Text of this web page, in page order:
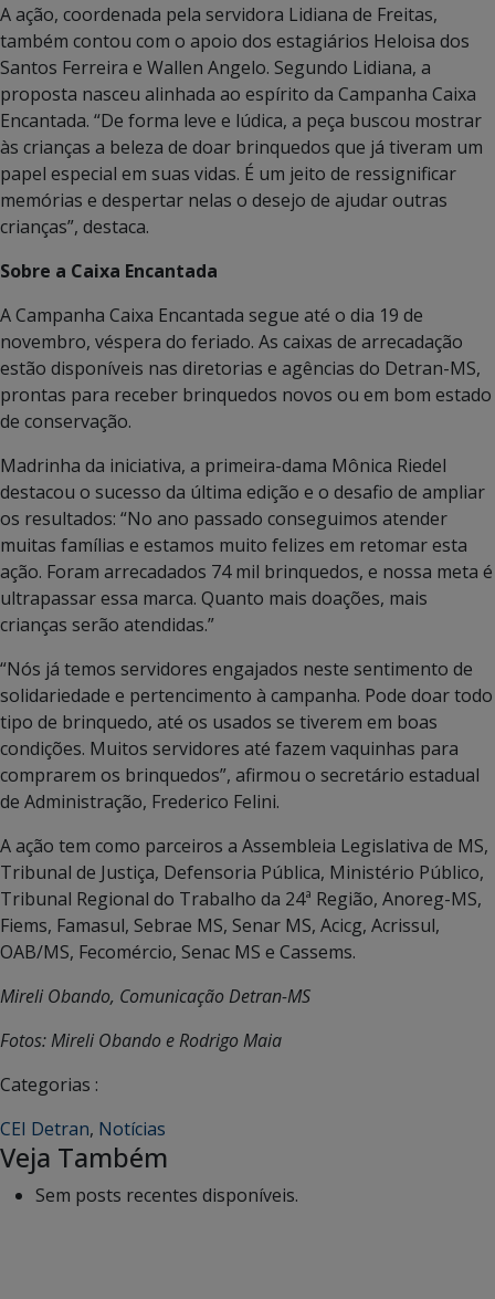
A ação, coordenada pela servidora Lidiana de Freitas,
também contou com o apoio dos estagiários Heloisa dos
Santos Ferreira e Wallen Angelo. Segundo Lidiana, a
proposta nasceu alinhada ao espírito da Campanha Caixa
Encantada. “De forma leve e lúdica, a peça buscou mostrar
às crianças a beleza de doar brinquedos que já tiveram um
papel especial em suas vidas. É um jeito de ressignificar
memórias e despertar nelas o desejo de ajudar outras
crianças”, destaca.
Sobre a Caixa Encantada
A Campanha Caixa Encantada segue até o dia 19 de
novembro, véspera do feriado. As caixas de arrecadação
estão disponíveis nas diretorias e agências do Detran-MS,
prontas para receber brinquedos novos ou em bom estado
de conservação.
Madrinha da iniciativa, a primeira-dama Mônica Riedel
destacou o sucesso da última edição e o desafio de ampliar
os resultados: “No ano passado conseguimos atender
muitas famílias e estamos muito felizes em retomar esta
ação. Foram arrecadados 74 mil brinquedos, e nossa meta é
ultrapassar essa marca. Quanto mais doações, mais
crianças serão atendidas.”
“Nós já temos servidores engajados neste sentimento de
solidariedade e pertencimento à campanha. Pode doar todo
tipo de brinquedo, até os usados se tiverem em boas
condições. Muitos servidores até fazem vaquinhas para
comprarem os brinquedos”, afirmou o secretário estadual
de Administração, Frederico Felini.
A ação tem como parceiros a Assembleia Legislativa de MS,
Tribunal de Justiça, Defensoria Pública, Ministério Público,
Tribunal Regional do Trabalho da 24ª Região, Anoreg-MS,
Fiems, Famasul, Sebrae MS, Senar MS, Acicg, Acrissul,
OAB/MS, Fecomércio, Senac MS e Cassems.
Mireli Obando, Comunicação Detran-MS
Fotos: Mireli Obando e Rodrigo Maia
Categorias :
CEI Detran, Notícias
Veja Também
Sem posts recentes disponíveis.